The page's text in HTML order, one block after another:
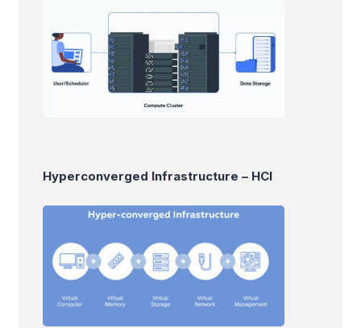
Hyperconverged Infrastructure – HCI